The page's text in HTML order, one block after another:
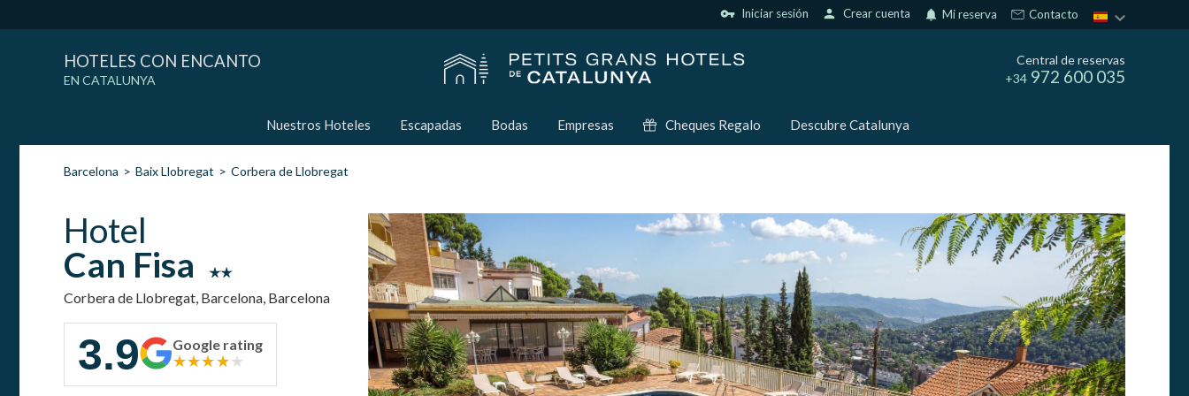
vpn_key Iniciar sesión person Crear cuenta notifications Mi reserva Contacto
HOTELES CON ENCANTO
EN CATALUNYA
Central de reservas
+34 972 600 035
Nuestros Hoteles Escapadas Bodas Empresas Cheques Regalo Descubre Catalunya
Barcelona Baix Llobregat Corbera de Llobregat
Hotel
Can Fisa
Corbera de Llobregat, Barcelona, Barcelona
3.9 Google rating